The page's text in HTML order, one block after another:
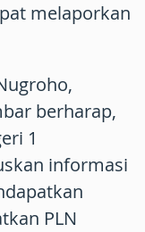
melaporkan
berharap,
1
informasi
PLN